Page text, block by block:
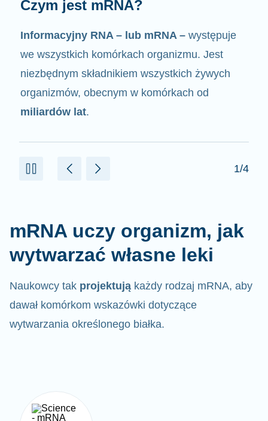
Jak działa mRNA?
Jak sama nazwa wskazuje, mRNA jest
nośnikiem informacji. Oddziałuje z innymi
komponentami komórek, w wyniku czego
powstają białka.
wytwarzać własne leki
Naukowcy tak
dawał komórkom wskazówki dotyczące
wytwarzania określonego białka.